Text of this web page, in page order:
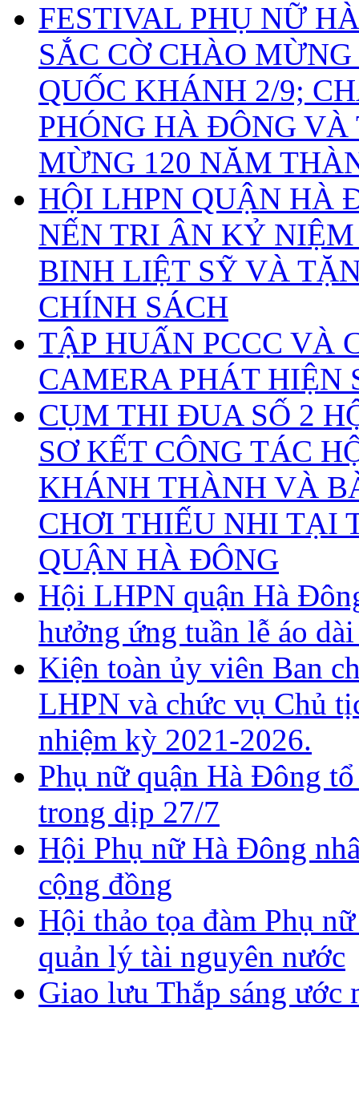
FESTIVAL PHỤ NỮ
SẮC CỜ CHÀO
QUỐC KHÁNH 2/9;
PHÓNG HÀ ĐÔNG
MỪNG 120 NĂM
HỘI LHPN QUẬN HÀ
NẾN TRI ÂN KỶ
BINH LIỆT SỸ VÀ
CHÍNH SÁCH
TẬP HUẤN PCCC VÀ
CAMERA PHÁT HIỆN
CỤM THI ĐUA SỐ 2
SƠ KẾT CÔNG TÁC
KHÁNH THÀNH VÀ
CHƠI THIẾU NHI TẠI
QUẬN HÀ ĐÔNG
Hội LHPN quận Hà
hưởng ứng tuần lễ áo
Kiện toàn ủy viên Ban
LHPN và chức vụ Chủ
nhiệm kỳ 2021-2026.
Phụ nữ quận Hà Đông
trong dịp 27/7
Hội Phụ nữ Hà Đông
cộng đồng
Hội thảo tọa đàm Phụ
quản lý tài nguyên nước
Giao lưu Thắp sáng ước